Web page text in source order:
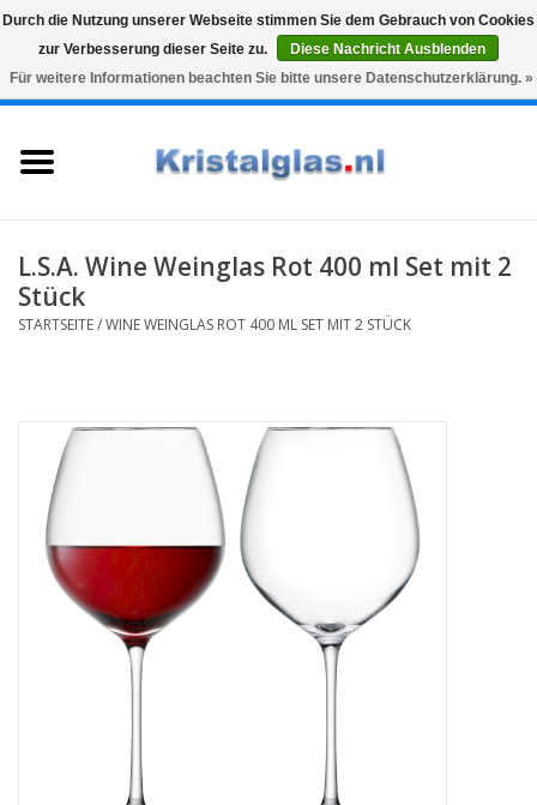
Snelle levering
Graveren
0 Artikel - €0,00
Karaffen
Glasgravur fur karaffe und
Geschenke
Kaffee & Tee
Bar & Wein
L.S.A. Wine Weinglas Rot 400 ml Set mit 2
Stück
STARTSEITE/WINE WEINGLAS ROT 400 ML SET MIT 2 STÜCK
Durch die Nutzung unserer Webseite stimmen Sie dem Gebrauch von Cookies
zur Verbesserung dieser Seite zu.
Diese Nachricht Ausblenden
Für weitere Informationen beachten Sie bitte unsere Datenschutzerklärung. »